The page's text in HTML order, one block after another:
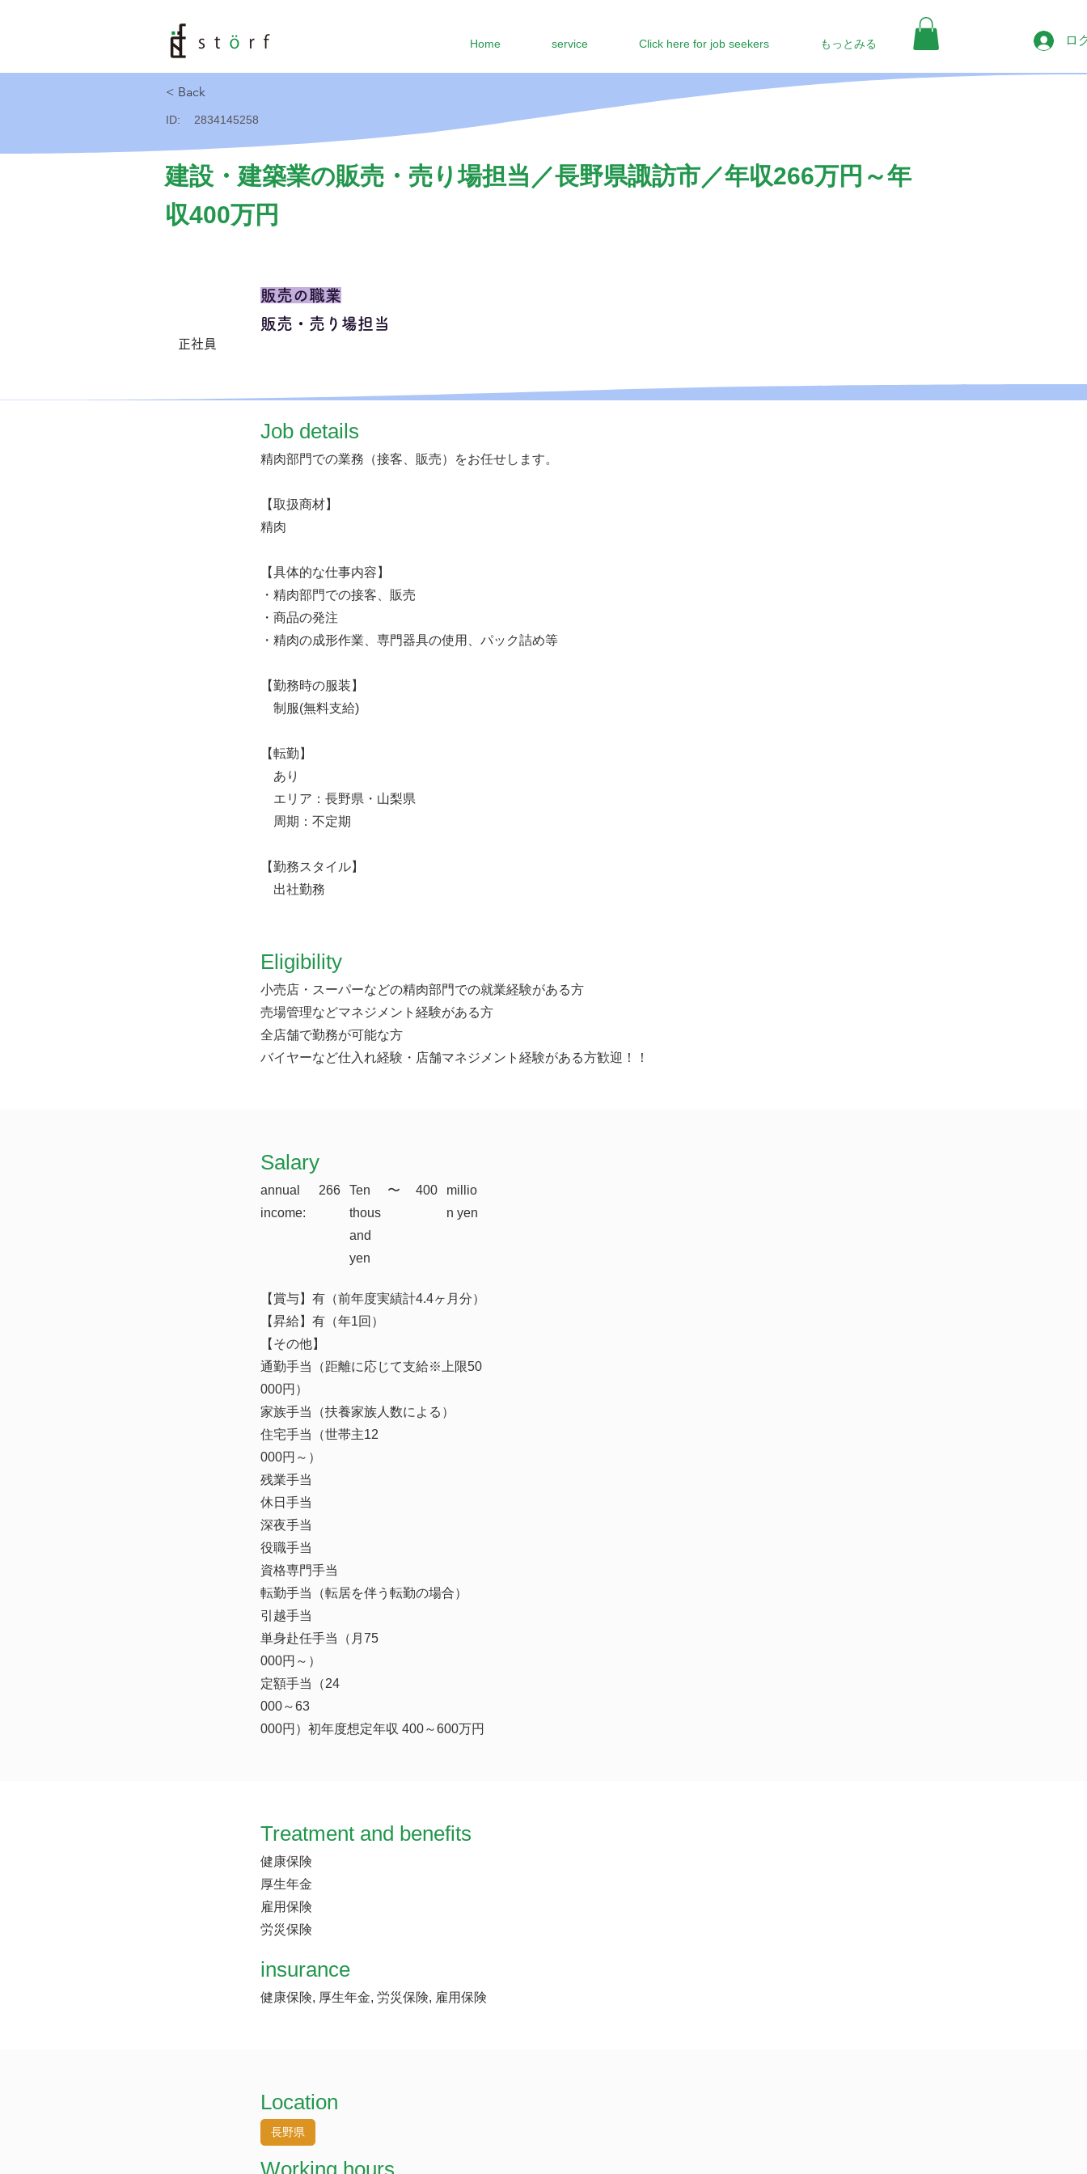
Home service Click here for job seekers もっとみる ロ
< Back
ID: 2834145258
建設・建築業の販売・売り場担当／長野県諏訪市／年収266万円～年
収400万円
正社員
販売の職業
販売・売り場担当
​Job details
精肉部門での業務（接客、販売）をお任せします。
【取扱商材】
精肉
【具体的な仕事内容】
・精肉部門での接客、販売
・商品の発注
・精肉の成形作業、専門器具の使用、パック詰め等
【勤務時の服装】
制服(無料支給)
【転勤】
あり
エリア：長野県・山梨県
周期：不定期
【勤務スタイル】
出社勤務
Eligibility
小売店・スーパーなどの精肉部門での就業経験がある方
売場管理などマネジメント経験がある方
全店舗で勤務が可能な方
バイヤーなど仕入れ経験・店舗マネジメント経験がある方歓迎！！
​Salary
annual
income:
266
Ten
thous
and
yen
​〜 400
millio
n yen
【賞与】有（前年度実績計4.4ヶ月分）
【昇給】有（年1回）
【その他】
通勤手当（距離に応じて支給※上限50
000円）
家族手当（扶養家族人数による）
住宅手当（世帯主12
000円～）
残業手当
休日手当
深夜手当
役職手当
資格専門手当
転勤手当（転居を伴う転勤の場合）
引越手当
単身赴任手当（月75
000円～）
定額手当（24
000～63
000円）初年度想定年収 400～600万円
Treatment and benefits
健康保険
厚生年金
雇用保険
労災保険
insurance
健康保険, 厚生年金, 労災保険, 雇用保険
Location
長野県
Working hours